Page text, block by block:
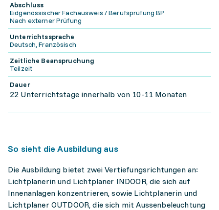
Abschluss
Eidgenössischer Fachausweis / Berufsprüfung BP
Nach externer Prüfung
Unterrichtssprache
Deutsch, Französisch
Zeitliche Beanspruchung
Teilzeit
Dauer
22 Unterrichtstage innerhalb von 10-11 Monaten
So sieht die Ausbildung aus
Die Ausbildung bietet zwei Vertiefungsrichtungen an:
Lichtplanerin und Lichtplaner INDOOR, die sich auf
Innenanlagen konzentrieren, sowie Lichtplanerin und
Lichtplaner OUTDOOR, die sich mit Aussenbeleuchtung